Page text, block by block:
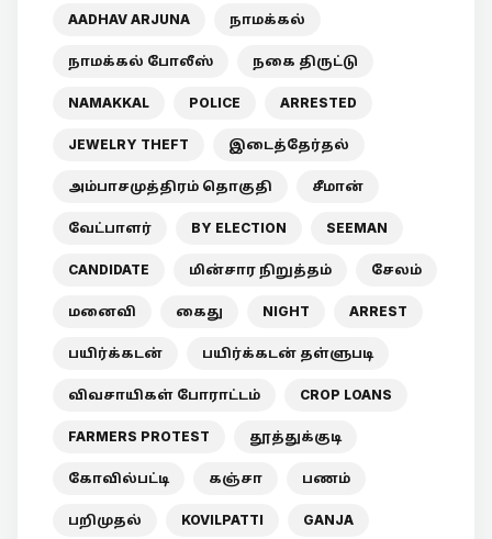
AADHAV ARJUNA நாமக்கல்
நாமக்கல் போலீஸ் நகை திருட்டு
NAMAKKAL POLICE ARRESTED
JEWELRY THEFT இடைத்தேர்தல்
அம்பாசமுத்திரம் தொகுதி சீமான்
வேட்பாளர் BY ELECTION SEEMAN
CANDIDATE மின்சார நிறுத்தம் சேலம்
மனைவி கைது NIGHT ARREST
பயிர்க்கடன் பயிர்க்கடன் தள்ளுபடி
விவசாயிகள் போராட்டம் CROP LOANS
FARMERS PROTEST தூத்துக்குடி
கோவில்பட்டி கஞ்சா பணம்
பறிமுதல் KOVILPATTI GANJA